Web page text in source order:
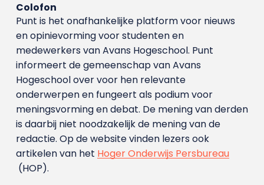
Colofon
Punt is het onafhankelijke platform voor nieuws
en opinievorming voor studenten en
medewerkers van Avans Hoge­school. Punt
informeert de gemeenschap van Avans
Hogeschool over voor hen relevante
onderwerpen en fungeert als podium voor
meningsvorming en debat. De mening van derden
is daarbij niet noodzakelijk de mening van de
redactie. Op de website vinden lezers ook
artikelen van het Hoger Onderwijs Persbureau
(HOP).